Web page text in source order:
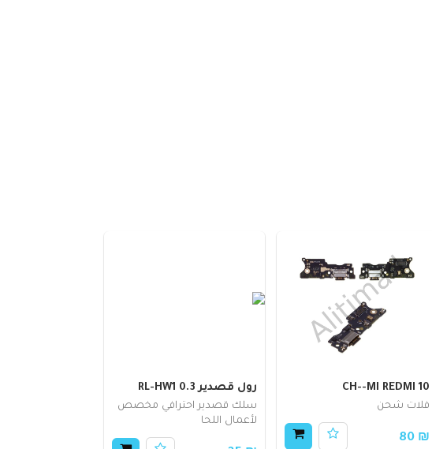
CH--MI REDMI 10
فلات شحن
₪ 80
رول قصدير RL-HW1 0.3
سلك قصدير احترافي مخصص
لأعمال اللحا